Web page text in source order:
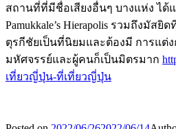
สถานที่ที่มีชื่อเสียงอื่นๆ บางแห่ง ได้
Pamukkale’s Hierapolis รวมถึงมัส
ตุรกีชัยเป็นที่นิยมและต้องมี การแต่ง
มหัศจรรย์และผู้คนก็เป็นมิตรมาก
เที่ยวญี่ปุ่น-ที่เที่ยวญี่ปุ่น